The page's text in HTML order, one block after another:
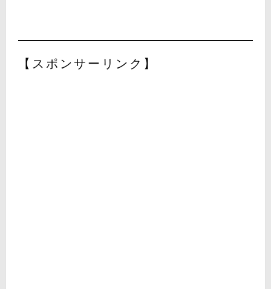
【スポンサーリンク】